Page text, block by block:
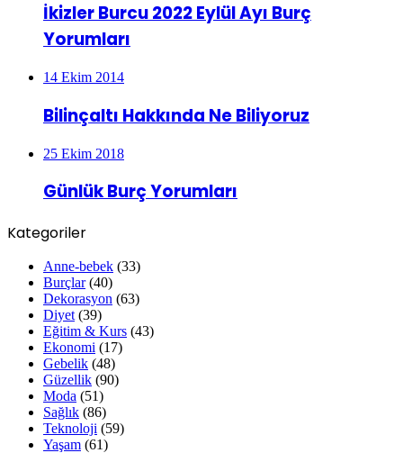
İkizler Burcu 2022 Eylül Ayı Burç
Yorumları
14 Ekim 2014
Bilinçaltı Hakkında Ne Biliyoruz
25 Ekim 2018
Günlük Burç Yorumları
Kategoriler
Anne-bebek (33)
Burçlar(40)
Dekorasyon (63)
Diyet (39)
Eğitim & Kurs (43)
Ekonomi (17)
Gebelik (48)
Güzellik (90)
Moda (51)
Sağlık (86)
Teknoloji (59)
Yaşam (61)